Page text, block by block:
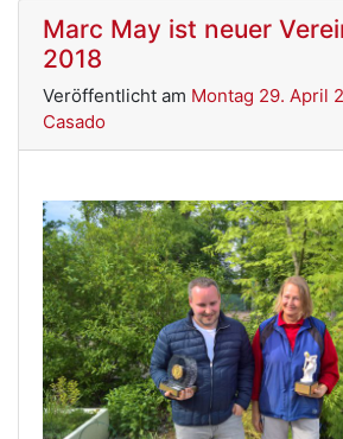
Marc May ist neuer
2018
Veröffentlicht am Montag 29. April
Casado